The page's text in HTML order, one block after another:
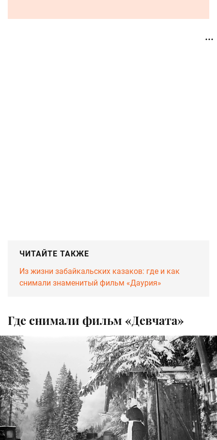
ЧИТАЙТЕ ТАКЖЕ
Из жизни забайкальских казаков: где и как
снимали знаменитый фильм «Даурия»
Где снимали фильм «Девчата»